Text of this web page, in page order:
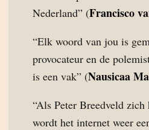
Nederland” (Francisco
“Elk woord van jou is
provocateur en de
is een vak” (Nausicaa
“Als Peter Breedveld
wordt het internet weer